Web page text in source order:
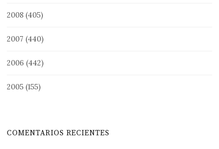
2008 (405)
2007 (440)
2006 (442)
2005 (155)
COMENTARIOS RECIENTES